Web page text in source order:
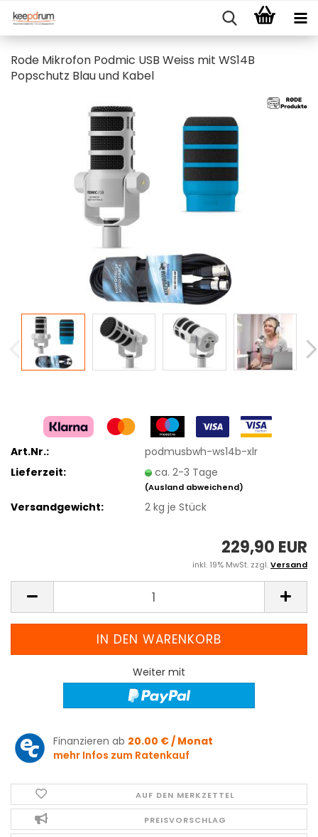
Rode Mikrofon Podmic USB Weiss mit WS14B
Popschutz Blau und Kabel
Art.Nr.:
podmusbwh-ws14b-xlr
Lieferzeit:
ca. 2-3 Tage
(Ausland abweichend)
Versandgewicht: 2 kg je Stück
229,90 EUR
inkl. 19% MwSt. zzgl.Versand
Weiter mit
Finanzieren ab 20.00 € / Monat
mehr Infos zum Ratenkauf
AUF DEN MERKZETTEL
PREISVORSCHLAG